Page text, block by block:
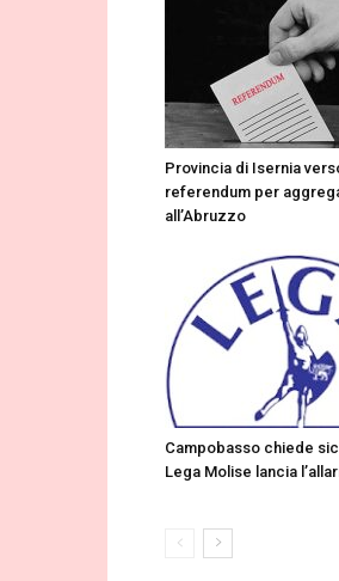
Provincia di Isernia
referendum per
all’Abruzzo
Campobasso chiede
Lega Molise lancia